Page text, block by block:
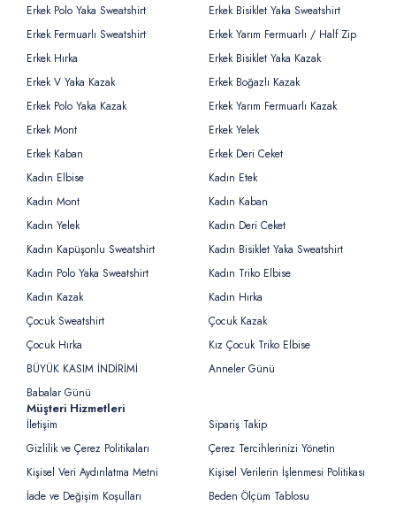
Erkek Polo Yaka Sweatshirt
Erkek Bisiklet Yaka Sweatshirt
Erkek Fermuarlı Sweatshirt
Erkek Yarım Fermuarlı / Half Zip
Erkek Hırka
Erkek Bisiklet Yaka Kazak
Erkek V Yaka Kazak
Erkek Boğazlı Kazak
Erkek Polo Yaka Kazak
Erkek Yarım Fermuarlı Kazak
Erkek Mont
Erkek Yelek
Erkek Kaban
Erkek Deri Ceket
Kadın Elbise
Kadın Etek
Kadın Mont
Kadın Kaban
Kadın Yelek
Kadın Deri Ceket
Kadın Kapüşonlu Sweatshirt
Kadın Bisiklet Yaka Sweatshirt
Kadın Polo Yaka Sweatshirt
Kadın Triko Elbise
Kadın Kazak
Kadın Hırka
Çocuk Sweatshirt
Çocuk Kazak
Çocuk Hırka
Kız Çocuk Triko Elbise
BÜYÜK KASIM İNDİRİMİ
Anneler Günü
Babalar Günü
Müşteri Hizmetleri
İletişim
Sipariş Takip
Gizlilik ve Çerez Politikaları
Çerez Tercihlerinizi Yönetin
Kişisel Veri Aydınlatma Metni
Kişisel Verilerin İşlenmesi Politikası
İade ve Değişim Koşulları
Beden Ölçüm Tablosu